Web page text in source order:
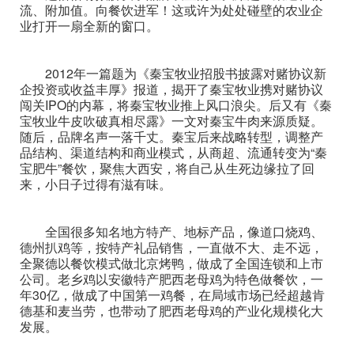
流、附加值。向餐饮进军！这或许为处处碰壁的农业企
业打开一扇全新的窗口。
2012年一篇题为《秦宝牧业招股书披露对赌协议新
企投资或收益丰厚》报道，揭开了秦宝牧业携对赌协议
闯关IPO的内幕，将秦宝牧业推上风口浪尖。后又有《秦
宝牧业牛皮吹破真相尽露》一文对秦宝牛肉来源质疑。
随后，品牌名声一落千丈。秦宝后来战略转型，调整产
品结构、渠道结构和商业模式，从商超、流通转变为“秦
宝肥牛”餐饮，聚焦大西安，将自己从生死边缘拉了回
来，小日子过得有滋有味。
全国很多知名地方特产、地标产品，像道口烧鸡、
德州扒鸡等，按特产礼品销售，一直做不大、走不远，
全聚德以餐饮模式做北京烤鸭，做成了全国连锁和上市
公司。老乡鸡以安徽特产肥西老母鸡为特色做餐饮，一
年30亿，做成了中国第一鸡餐，在局域市场已经超越肯
德基和麦当劳，也带动了肥西老母鸡的产业化规模化大
发展。